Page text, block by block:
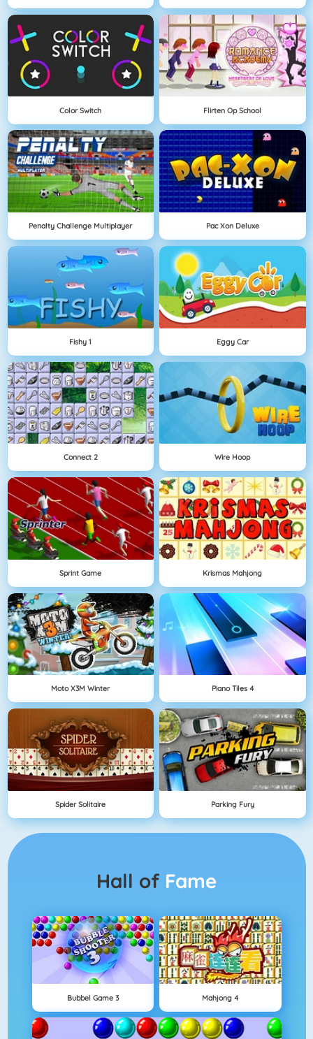
Color Switch Flirten Op School
Penalty Challenge Multiplayer Pac Xon Deluxe
Fishy 1 Eggy Car
Connect 2 Wire Hoop
Sprint Game Krismas Mahjong
Moto X3M Winter Piano Tiles 4
Spider Solitaire Parking Fury
Hall of Fame
Bubbel Game 3 Mahjong 4